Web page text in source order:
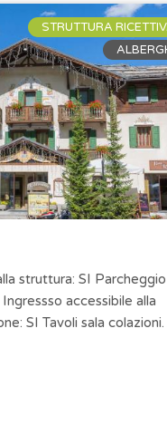
STRUTTURA
SI Parcheggio
colazioni